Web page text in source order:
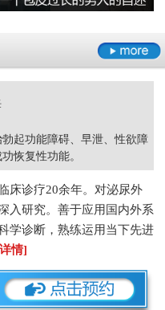
起功能障碍、早泄、性欲障
恢复性功能。
床诊疗20余年。对泌尿外
入研究。善于应用国内外系
学诊断，熟练运用当下先进
情]